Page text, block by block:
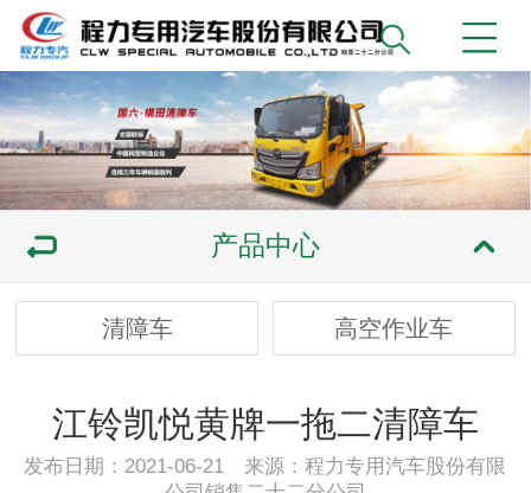
产品中心
清障车 高空作业车
江铃凯悦黄牌一拖二清障车
发布日期：2021-06-21 来源：程力专用汽车股份有限